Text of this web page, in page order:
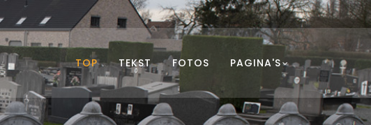
TOP TEKST FOTOS PAGINA'S